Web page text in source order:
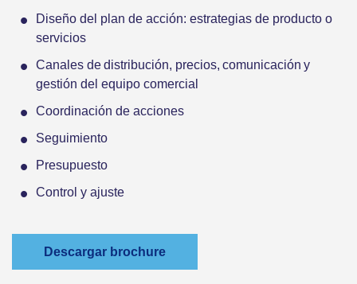
Diseño del plan de acción: estrategias de producto o
servicios
Canales de distribución, precios, comunicación y
gestión del equipo comercial
Coordinación de acciones
Seguimiento
Presupuesto
Control y ajuste
Descargar brochure